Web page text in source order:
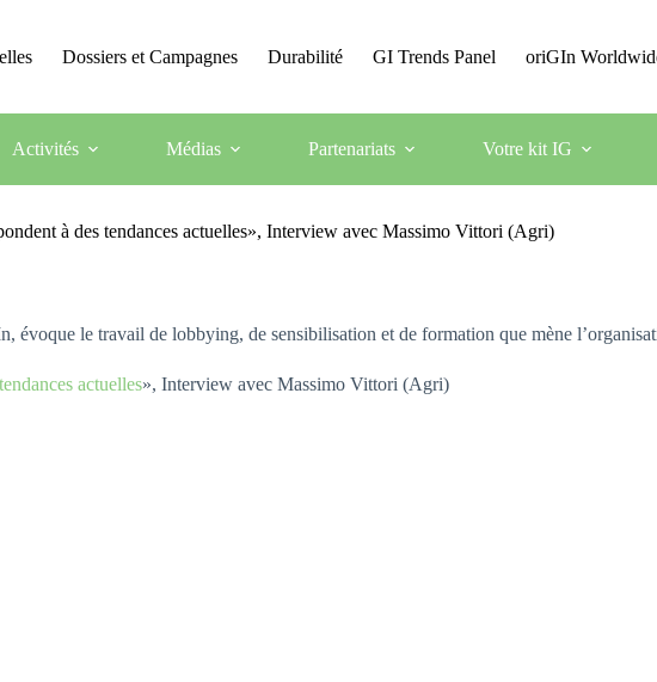
Dossiers et Campagnes Durabilité GI Trends Panel oriGIn
Activités Médias Partenariats Votre kit IG
à des tendances actuelles», Interview avec Massimo Vittori (Agri)
le travail de lobbying, de sensibilisation et de formation que mène
actuelles», Interview avec Massimo Vittori (Agri)